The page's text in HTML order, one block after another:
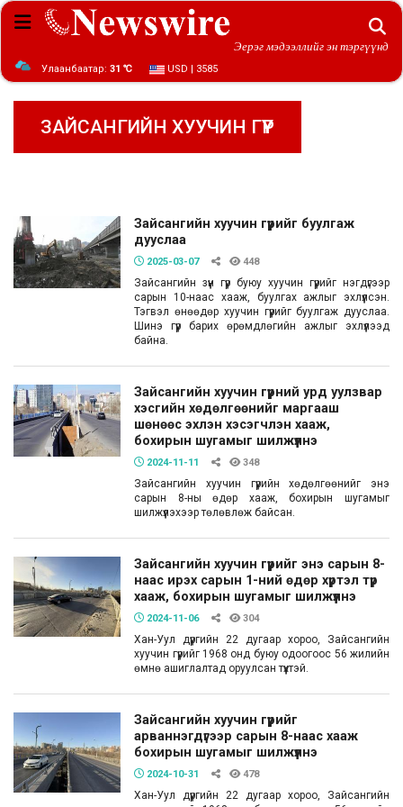
Эерэг мэдээллийг эн тэргүүнд
Улаанбаатар: 31 ℃ USD | 3585
ЗАЙСАНГИЙН ХУУЧИН ГҮҮР
Зайсангийн хуучин гүүрийг буулгаж
дууслаа
2025-03-07 448
Зайсангийн зүүн гүүр буюу хуучин гүүрийг нэгдүгээр
сарын 10-наас хааж, буулгах ажлыг эхлүүлсэн.
Тэгвэл өнөөдөр хуучин гүүрийг буулгаж дууслаа.
Шинэ гүүр барих өрөмдлөгийн ажлыг эхлүүлээд
байна.
Зайсангийн хуучин гүүрний урд уулзвар
хэсгийн хөдөлгөөнийг маргааш
шөнөөс эхлэн хэсэгчлэн хааж,
бохирын шугамыг шилжүүлнэ
2024-11-11 348
Зайсангийн хуучин гүүрийн хөдөлгөөнийг энэ
сарын 8-ны өдөр хааж, бохирын шугамыг
шилжүүлэхээр төлөвлөж байсан.
Зайсангийн хуучин гүүрийг энэ сарын 8-
наас ирэх сарын 1-ний өдөр хүртэл түр
хааж, бохирын шугамыг шилжүүлнэ
2024-11-06 304
Хан-Уул дүүргийн 22 дугаар хороо, Зайсангийн
хуучин гүүрийг 1968 онд буюу одоогоос 56 жилийн
өмнө ашиглалтад оруулсан түүхтэй.
Зайсангийн хуучин гүүрийг
арваннэгдүгээр сарын 8-наас хааж
бохирын шугамыг шилжүүлнэ
2024-10-31 478
Хан-Уул дүүргийн 22 дугаар хороо, Зайсангийн